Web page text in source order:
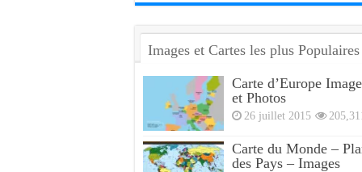
Images et Cartes les plus Populaires
Carte d’Europe
et Photos
26 juillet 2015
Carte du Monde –
des Pays – Images